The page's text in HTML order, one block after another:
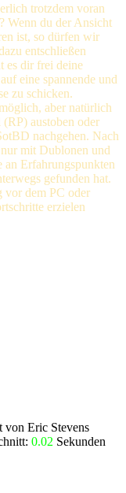
trotzdem voran
Wenn du der Ansicht
ist, so dürfen wir
entschließen
es dir frei deine
eine spannende und
zu schicken.
aber natürlich
austoben oder
nachgehen. Nach
mit Dublonen und
an Erfahrungspunkten
gefunden hat.
vor dem PC oder
erzielen
von Eric Stevens
0.02 Sekunden